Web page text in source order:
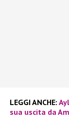
LEGGI ANCHE:
sua uscita da